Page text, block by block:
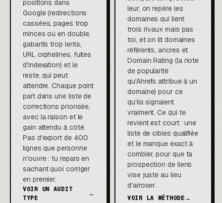
positions dans
Google (redirections
cassées, pages trop
minces ou en double,
gabarits trop lents,
URL orphelines, fuites
d'indexation) et le
reste, qui peut
attendre. Chaque point
part dans une liste de
corrections priorisée,
avec la raison et le
gain attendu à côté.
Pas d'export de 400
lignes que personne
n'ouvre : tu repars en
sachant quoi corriger
en premier.
VOIR UN AUDIT
TYPE
→
leur, on repère les
domaines qui lient
trois rivaux mais pas
toi, et on lit domaines
référents, ancres et
Domain Rating (la note
de popularité
qu'Ahrefs attribue à un
domaine) pour ce
qu'ils signalent
vraiment. Ce qui te
revient est court : une
liste de cibles qualifiée
et le manque exact à
combler, pour que ta
prospection de liens
vise juste au lieu
d'arroser.
VOIR LA MÉTHODE→